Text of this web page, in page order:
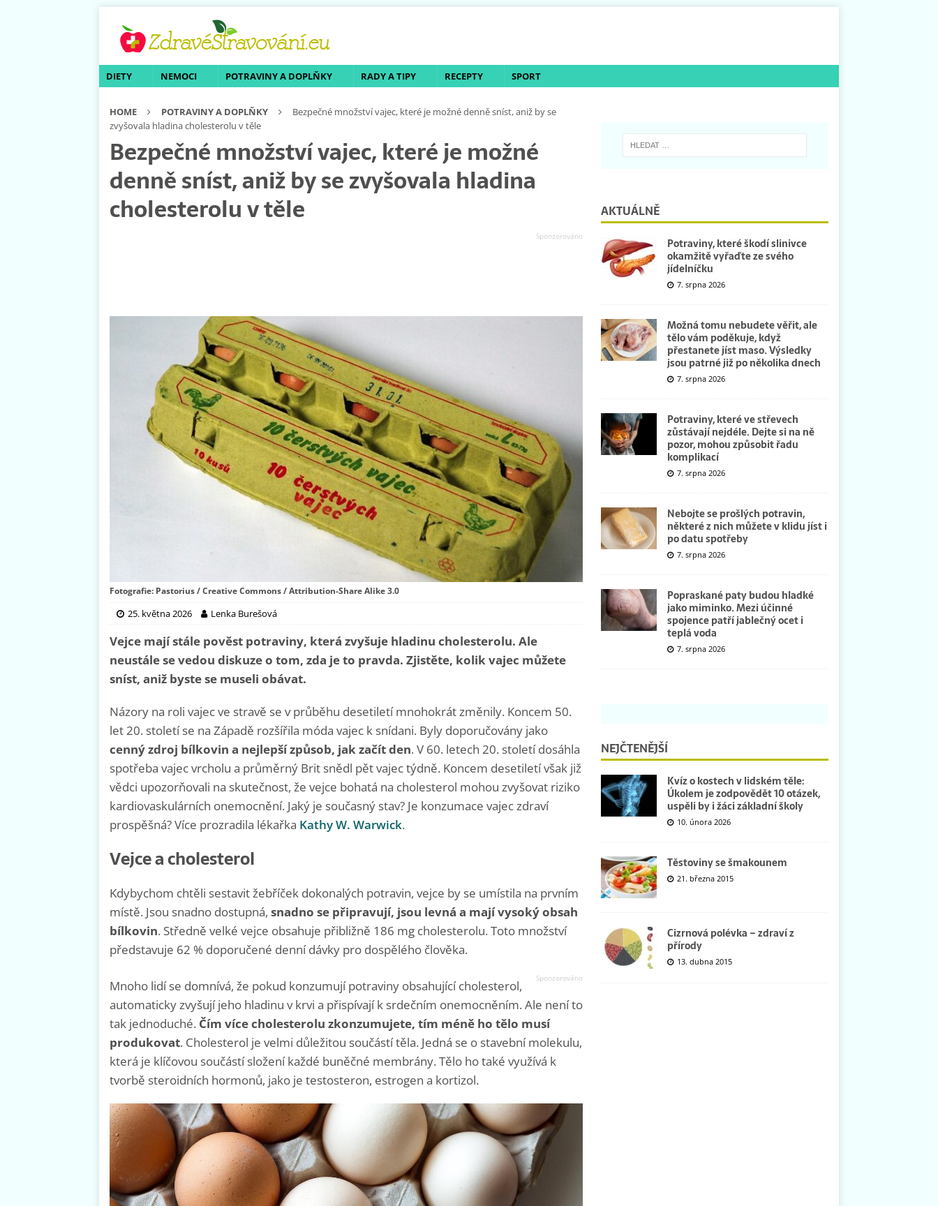
DIETY NEMOCI POTRAVINY A DOPLŇKY RADY A TIPY RECEPTY SPORT
HOME POTRAVINY A DOPLŇKY
Bezpečné množství vajec, které je možné denně sníst, aniž by se
zvyšovala hladina cholesterolu v těle
Bezpečné množství vajec, které je možné
denně sníst, aniž by se zvyšovala hladina
cholesterolu v těle
Fotografie: Pastorius / Creative Commons / Attribution-Share Alike 3.0
25. května 2026 Lenka Burešová
Vejce mají stále pověst potraviny, která zvyšuje hladinu cholesterolu. Ale
neustále se vedou diskuze o tom, zda je to pravda. Zjistěte, kolik vajec můžete
sníst, aniž byste se museli obávat.
Názory na roli vajec ve stravě se v průběhu desetiletí mnohokrát změnily. Koncem 50.
let 20. století se na Západě rozšířila móda vajec k snídani. Byly doporučovány jako
cenný zdroj bílkovin a nejlepší způsob, jak začít den. V 60. letech 20. století dosáhla
spotřeba vajec vrcholu a průměrný Brit snědl pět vajec týdně. Koncem desetiletí však již
vědci upozorňovali na skutečnost, že vejce bohatá na cholesterol mohou zvyšovat riziko
kardiovaskulárních onemocnění. Jaký je současný stav? Je konzumace vajec zdraví
prospěšná? Více prozradila lékařka Kathy W. Warwick.
Vejce a cholesterol
Kdybychom chtěli sestavit žebříček dokonalých potravin, vejce by se umístila na prvním
místě. Jsou snadno dostupná, snadno se připravují, jsou levná a mají vysoký obsah
bílkovin. Středně velké vejce obsahuje přibližně 186 mg cholesterolu. Toto množství
představuje 62 % doporučené denní dávky pro dospělého člověka.
Mnoho lidí se domnívá, že pokud konzumují potraviny obsahující cholesterol,
automaticky zvyšují jeho hladinu v krvi a přispívají k srdečním onemocněním. Ale není to
tak jednoduché. Čím více cholesterolu zkonzumujete, tím méně ho tělo musí
produkovat. Cholesterol je velmi důležitou součástí těla. Jedná se o stavební molekulu,
která je klíčovou součástí složení každé buněčné membrány. Tělo ho také využívá k
tvorbě steroidních hormonů, jako je testosteron, estrogen a kortizol.
AKTUÁLNĚ
Potraviny, které škodí slinivce
okamžitě vyřaďte ze svého
jídelníčku
7. srpna 2026
Možná tomu nebudete věřit, ale
tělo vám poděkuje, když
přestanete jíst maso. Výsledky
jsou patrné již po několika dnech
7. srpna 2026
Potraviny, které ve střevech
zůstávají nejdéle. Dejte si na ně
pozor, mohou způsobit řadu
komplikací
7. srpna 2026
Nebojte se prošlých potravin,
některé z nich můžete v klidu jíst i
po datu spotřeby
7. srpna 2026
Popraskané paty budou hladké
jako miminko. Mezi účinné
spojence patří jablečný ocet i
teplá voda
7. srpna 2026
NEJČTENĚJŠÍ
Kvíz o kostech v lidském těle:
Úkolem je zodpovědět 10 otázek,
uspěli by i žáci základní školy
10. února 2026
Těstoviny se šmakounem
21. března 2015
Cizrnová polévka – zdraví z
přírody
13. dubna 2015